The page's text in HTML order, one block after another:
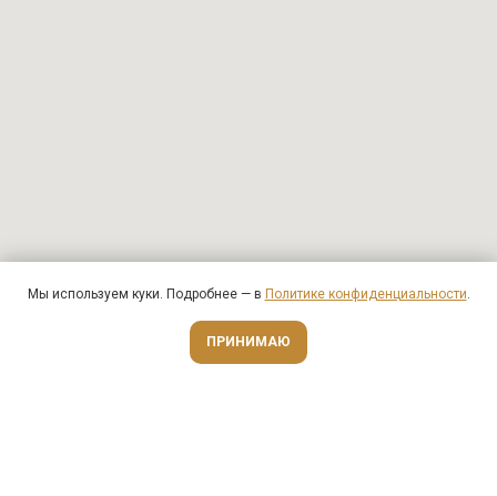
Мы используем куки. Подробнее — в Политике конфиденциальности.
ПРИНИМАЮОценить онлайн